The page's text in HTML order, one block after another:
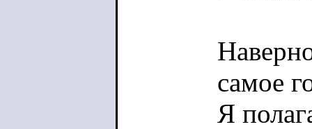
самое
Я